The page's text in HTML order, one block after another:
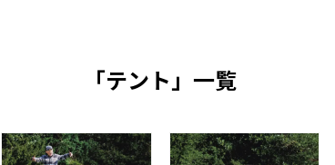
「テント」一覧